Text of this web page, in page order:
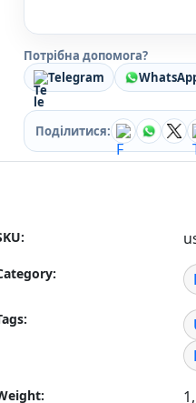
Зарубіжні
Різдвяні /
Книги для дітей
Картонні
Віммельбухи
Казки Вірші
Книги з
Книги для
Самостійне
Книги для
Розмальовки
Навчальні
Розвивальні
Книги про
Потрібна допомога?
Telegram
Поділитися: